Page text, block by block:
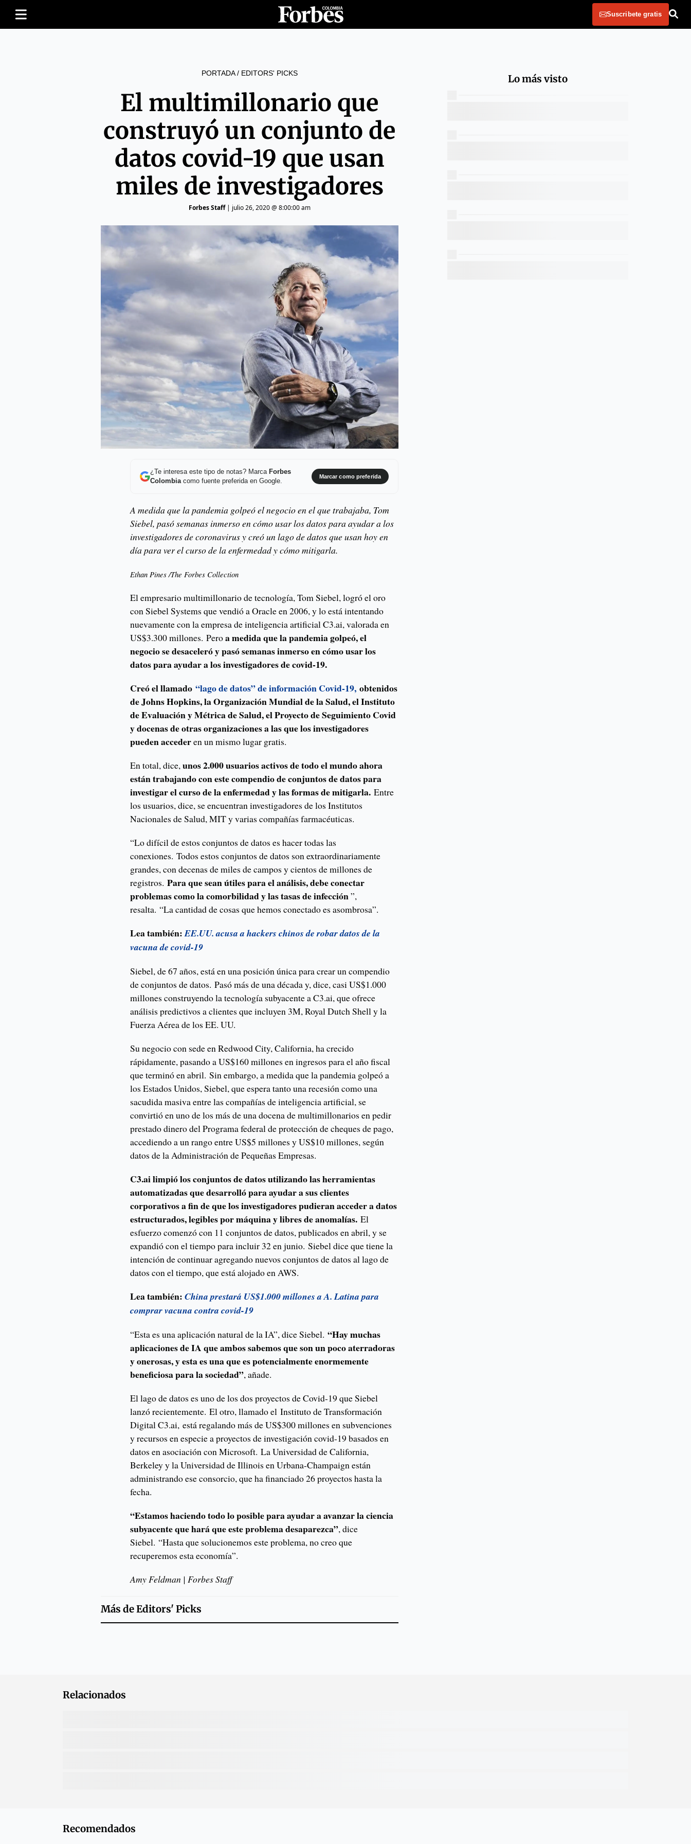
Suscribete gratis
PORTADA/ EDITORS' PICKS
El multimillonario que
construyó un conjunto de
datos covid-19 que usan
miles de investigadores
Forbes Staff| julio 26, 2020 @ 8:00:00 am
¿Te interesa este tipo de notas? Marca Forbes
Colombiacomo fuente preferida en Google.
Marcar como preferida
A medida que la pandemia golpeó el negocio en el que trabajaba, Tom
Siebel, pasó semanas inmerso en cómo usar los datos para ayudar a los
investigadores de coronavirus y creó un lago de datos que usan hoy en
día para ver el curso de la enfermedad y cómo mitigarla.
Ethan Pines /The Forbes Collection
El empresario multimillonario de tecnología, Tom Siebel, logró el oro
con Siebel Systems que vendió a Oracle en 2006, y lo está intentando
nuevamente con la empresa de inteligencia artificial C3.ai, valorada en
US$3.300 millones. Peroa medida que la pandemia golpeó, el
negocio se desaceleró y pasó semanas inmerso en cómo usar los
datos para ayudar a los investigadores de covid-19.
Creó el llamado“lago de datos” de información Covid-19, obtenidos
de Johns Hopkins, la Organización Mundial de la Salud, el Instituto
de Evaluación y Métrica de Salud, el Proyecto de Seguimiento Covid
y docenas de otras organizaciones a las que los investigadores
pueden accederen un mismo lugar gratis.
En total, dice,unos 2.000 usuarios activos de todo el mundo ahora
están trabajando con este compendio de conjuntos de datos para
investigar el curso de la enfermedad y las formas de mitigarla.Entre
los usuarios, dice, se encuentran investigadores de los Institutos
Nacionales de Salud, MIT y varias compañías farmacéuticas.
“Lo difícil de estos conjuntos de datos es hacer todas las
conexiones. Todos estos conjuntos de datos son extraordinariamente
grandes, con decenas de miles de campos y cientos de millones de
registros. Para que sean útiles para el análisis, debe conectar
problemas como la comorbilidad y las tasas de infección”,
resalta. “La cantidad de cosas que hemos conectado es asombrosa”.
Lea también:EE.UU. acusa a hackers chinos de robar datos de la
vacuna de covid-19
Siebel, de 67 años, está en una posición única para crear un compendio
de conjuntos de datos. Pasó más de una década y, dice, casi US$1.000
millones construyendo la tecnología subyacente a C3.ai, que ofrece
análisis predictivos a clientes que incluyen 3M, Royal Dutch Shell y la
Fuerza Aérea de los EE. UU.
Su negocio con sede en Redwood City, California, ha crecido
rápidamente, pasando a US$160 millones en ingresos para el año fiscal
que terminó en abril. Sin embargo, a medida que la pandemia golpeó a
los Estados Unidos, Siebel, que espera tanto una recesión como una
sacudida masiva entre las compañías de inteligencia artificial, se
convirtió en uno de los más de una docena de multimillonarios en pedir
prestado dinero del Programa federal de protección de cheques de pago,
accediendo a un rango entre US$5 millones y US$10 millones, según
datos de la Administración de Pequeñas Empresas.
C3.ai limpió los conjuntos de datos utilizando las herramientas
automatizadas que desarrolló para ayudar a sus clientes
corporativos a fin de que los investigadores pudieran acceder a datos
estructurados, legibles por máquina y libres de anomalías.El
esfuerzo comenzó con 11 conjuntos de datos, publicados en abril, y se
expandió con el tiempo para incluir 32 en junio. Siebel dice que tiene la
intención de continuar agregando nuevos conjuntos de datos al lago de
datos con el tiempo, que está alojado en AWS.
Lea también:China prestará US$1.000 millones a A. Latina para
comprar vacuna contra covid-19
“Esta es una aplicación natural de la IA”, dice Siebel.“Hay muchas
aplicaciones de IA que ambos sabemos que son un poco aterradoras
y onerosas, y esta es una que es potencialmente enormemente
beneficiosa para la sociedad”, añade.
El lago de datos es uno de los dos proyectos de Covid-19 que Siebel
lanzó recientemente. El otro, llamado el Instituto de Transformación
Digital C3.ai, está regalando más de US$300 millones en subvenciones
y recursos en especie a proyectos de investigación covid-19 basados ​​en
datos en asociación con Microsoft. La Universidad de California,
Berkeley y la Universidad de Illinois en Urbana-Champaign están
administrando ese consorcio, que ha financiado 26 proyectos hasta la
fecha.
“Estamos haciendo todo lo posible para ayudar a avanzar la ciencia
subyacente que hará que este problema desaparezca”, dice
Siebel. “Hasta que solucionemos este problema, no creo que
recuperemos esta economía”.
Amy Feldman | Forbes Staff
Más deEditors' Picks
Lo más visto
Relacionados
Recomendados